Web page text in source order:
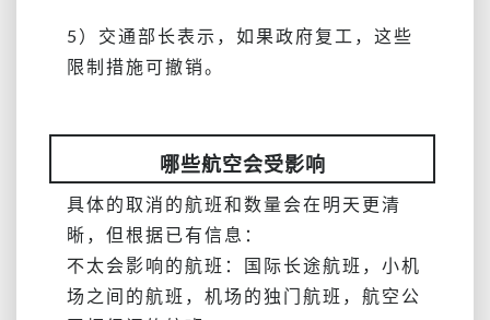
5）交通部长表示，如果政府复工，这些
限制措施可撤销。
哪些航空会受影响
具体的取消的航班和数量会在明天更清
晰，但根据已有信息：
不太会影响的航班：国际长途航班，小机
场之间的航班，机场的独门航班，航空公